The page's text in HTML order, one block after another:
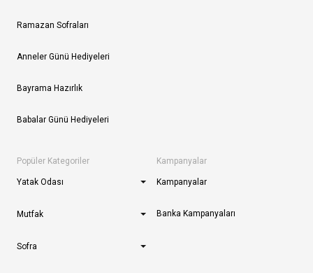
Ramazan Sofraları
Anneler Günü Hediyeleri
Bayrama Hazırlık
Babalar Günü Hediyeleri
Popüler Kategoriler
Yatak Odası
Mutfak
Sofra
Kampanyalar
Kampanyalar
Banka Kampanyaları